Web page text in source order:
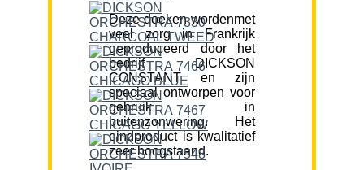
Deze doeken wordenmet
veel zorg in Frankrijk
geproduceerd door het
bedrijf DICKSON
CONSTANT en zijn
speciaal ontworpen voor
gebruik in
buitenzonwering. Het
eindproduct is kwalitatief
zeer hoogstaand.